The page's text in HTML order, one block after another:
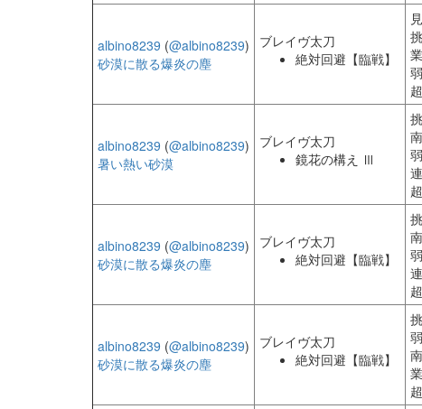
albino8239 (@albino8239)
砂漠に散る爆炎の塵
ブレイヴ太刀
絶対回避【臨戦】
albino8239 (@albino8239)
暑い熱い砂漠
ブレイヴ太刀
鏡花の構え Ⅲ
albino8239 (@albino8239)
砂漠に散る爆炎の塵
ブレイヴ太刀
絶対回避【臨戦】
albino8239 (@albino8239)
砂漠に散る爆炎の塵
ブレイヴ太刀
絶対回避【臨戦】